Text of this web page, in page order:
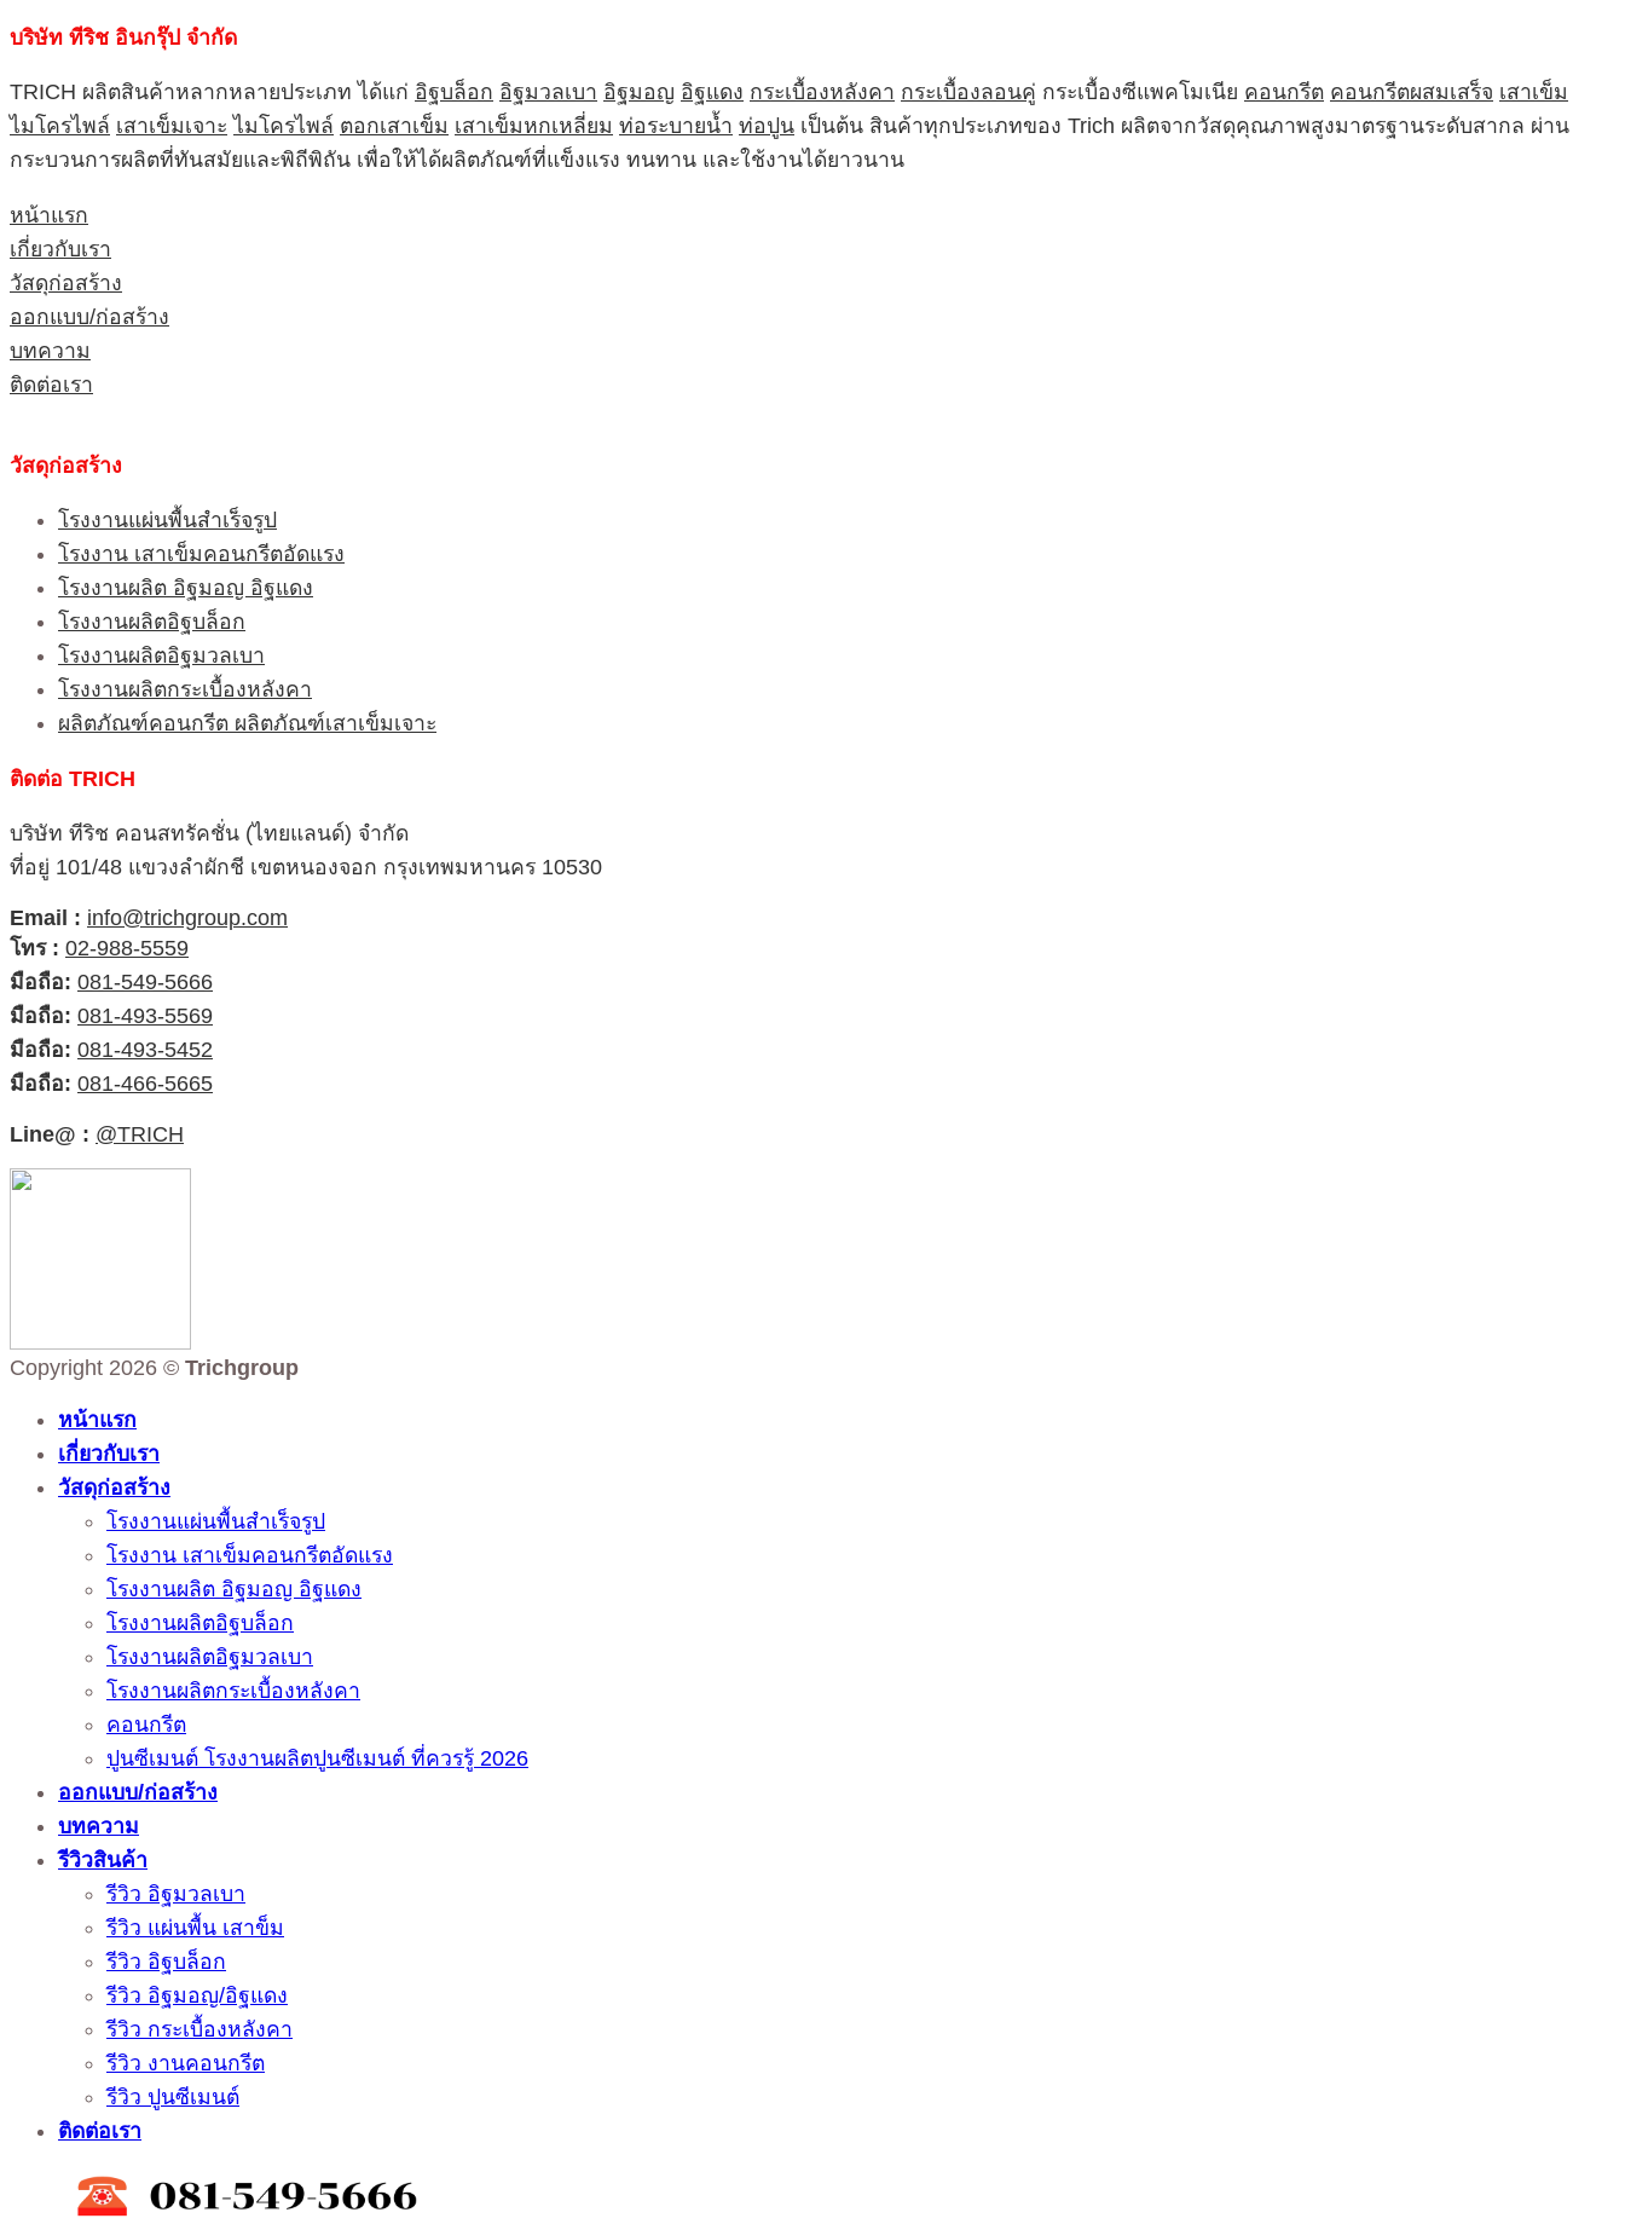
บริษัท ทีริช อินกรุ๊ป จำกัด
TRICH ผลิตสินค้าหลากหลายประเภท ได้แก่ อิฐบล็อก อิฐมวลเบา อิฐมอญ อิฐแดง กระเบื้องหลังคา กระเบื้องลอนคู่ กระเบื้องซีแพคโมเนีย คอนกรีต คอนกรีตผสมเสร็จ เสาเข็ม
ไมโครไพล์ เสาเข็มเจาะ ไมโครไพล์ ตอกเสาเข็ม เสาเข็มหกเหลี่ยม ท่อระบายน้ำ ท่อปูน เป็นต้น สินค้าทุกประเภทของ Trich ผลิตจากวัสดุคุณภาพสูงมาตรฐานระดับสากล ผ่าน
กระบวนการผลิตที่ทันสมัยและพิถีพิถัน เพื่อให้ได้ผลิตภัณฑ์ที่แข็งแรง ทนทาน และใช้งานได้ยาวนาน
หน้าแรก
เกี่ยวกับเรา
วัสดุก่อสร้าง
ออกแบบ/ก่อสร้าง
บทความ
ติดต่อเรา
วัสดุก่อสร้าง
โรงงานแผ่นพื้นสำเร็จรูป
โรงงาน เสาเข็มคอนกรีตอัดแรง
โรงงานผลิต อิฐมอญ อิฐแดง
โรงงานผลิตอิฐบล็อก
โรงงานผลิตอิฐมวลเบา
โรงงานผลิตกระเบื้องหลังคา
ผลิตภัณฑ์คอนกรีต ผลิตภัณฑ์เสาเข็มเจาะ
ติดต่อ TRICH
บริษัท ทีริช คอนสทรัคชั่น (ไทยแลนด์) จำกัด
ที่อยู่ 101/48 แขวงลำผักชี เขตหนองจอก กรุงเทพมหานคร 10530
Email : info@trichgroup.com
โทร : 02-988-5559
มือถือ: 081-549-5666
มือถือ: 081-493-5569
มือถือ: 081-493-5452
มือถือ: 081-466-5665
Line@ : @TRICH
Copyright 2026 © Trichgroup
หน้าแรก
เกี่ยวกับเรา
วัสดุก่อสร้าง
โรงงานแผ่นพื้นสำเร็จรูป
โรงงาน เสาเข็มคอนกรีตอัดแรง
โรงงานผลิต อิฐมอญ อิฐแดง
โรงงานผลิตอิฐบล็อก
โรงงานผลิตอิฐมวลเบา
โรงงานผลิตกระเบื้องหลังคา
คอนกรีต
ปูนซีเมนต์ โรงงานผลิตปูนซีเมนต์ ที่ควรรู้ 2026
ออกแบบ/ก่อสร้าง
บทความ
รีวิวสินค้า
รีวิว อิฐมวลเบา
รีวิว แผ่นพื้น เสาข็ม
รีวิว อิฐบล็อก
รีวิว อิฐมอญ/อิฐแดง
รีวิว กระเบื้องหลังคา
รีวิว งานคอนกรีต
รีวิว ปูนซีเมนต์
ติดต่อเรา